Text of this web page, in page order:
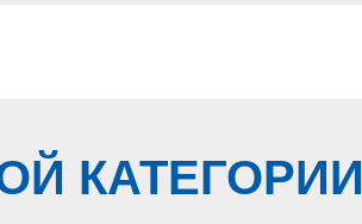
КАТЕГОРИИ